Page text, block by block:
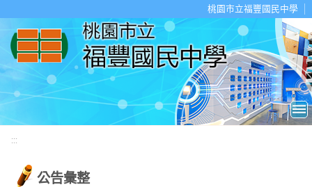
桃園市立福豐國民中學
:::
公告彙整